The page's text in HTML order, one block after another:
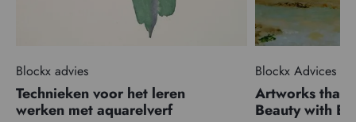
Blockx advies
Technieken voor het leren
werken met aquarelverf
Blockx Advices
Artworks that
Beauty with